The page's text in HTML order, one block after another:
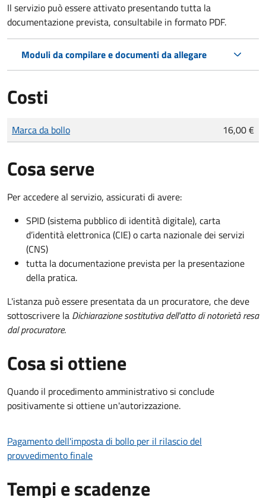
Il servizio può essere attivato presentando tutta la
documentazione prevista, consultabile in formato PDF.
Moduli da compilare e documenti da allegare
Costi
Tipo di pagamento
Importo
Marca da bollo 16,00 €
Cosa serve
Per accedere al servizio, assicurati di avere:
SPID (sistema pubblico di identità digitale), carta
d’identità elettronica (CIE) o carta nazionale dei servizi
(CNS)
tutta la documentazione prevista per la presentazione
della pratica.
L'istanza può essere presentata da un procuratore, che deve
sottoscrivere la Dichiarazione sostitutiva dell'atto di notorietà resa
dal procuratore.
Cosa si ottiene
Quando il procedimento amministrativo si conclude
positivamente si ottiene un'autorizzazione.
Pagamento dell'imposta di bollo per il rilascio del
provvedimento finale
Tempi e scadenze